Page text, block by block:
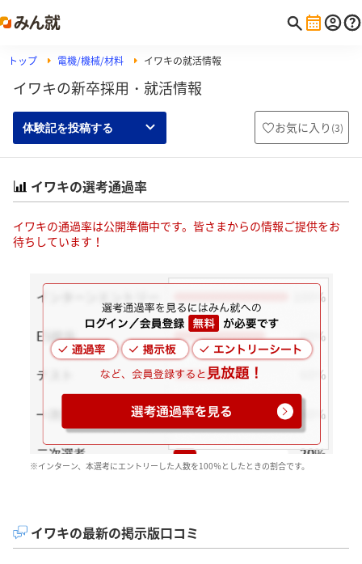
トップ 電機/機械/材料 イワキの就活情報
イワキの新卒採用・就活情報
体験記を投稿する お気に入り (3)
イワキの選考通過率
イワキの通過率は公開準備中です。皆さまからの情報ご提供をお
待ちしています！
※インターン、本選考にエントリーした人数を100％としたときの割合です。
イワキの最新の掲示版口コミ